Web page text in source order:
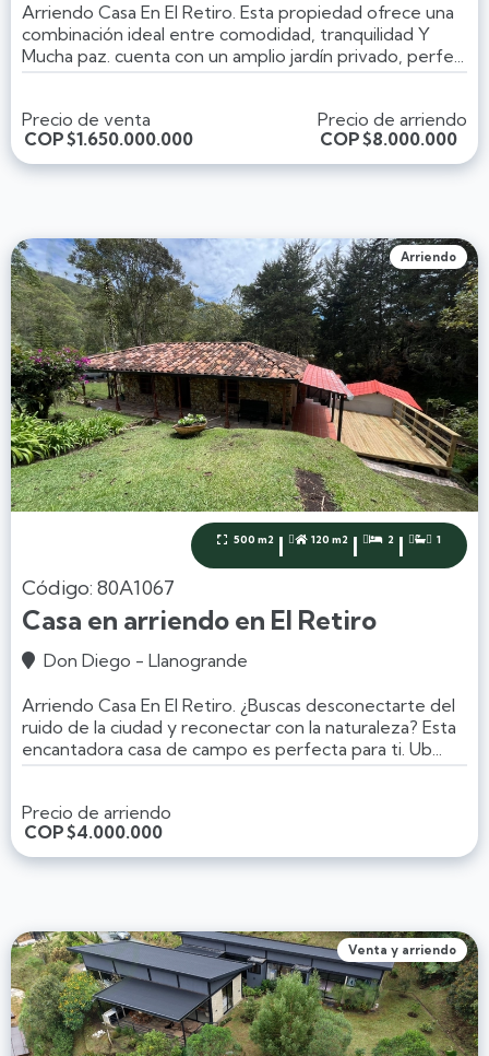
Arriendo Casa En El Retiro. Esta propiedad ofrece una
combinación ideal entre comodidad, tranquilidad Y
Mucha paz. cuenta con un amplio jardín privado, perfe...
Precio de venta
COP$1.650.000.000
Precio de arriendo
COP$8.000.000
Arriendo
 500 m2 |  120 m2 |  2 |  1
Código: 80A1067
Casa en arriendo en El Retiro
 Don Diego - Llanogrande
Arriendo Casa En El Retiro. ¿Buscas desconectarte del
ruido de la ciudad y reconectar con la naturaleza? Esta
encantadora casa de campo es perfecta para ti. Ub...
Precio de arriendo
COP$4.000.000
Venta y arriendo